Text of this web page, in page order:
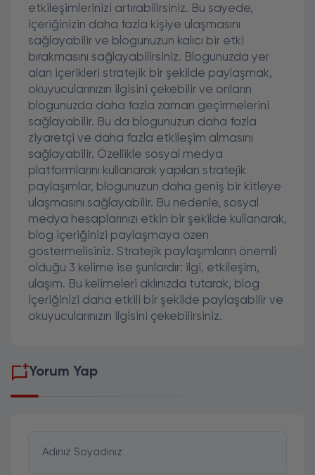
etkileşimlerinizi artırabilirsiniz. Bu sayede,
içeriğinizin daha fazla kişiye ulaşmasını
sağlayabilir ve blogunuzun kalıcı bir etki
bırakmasını sağlayabilirsiniz. Blogunuzda yer
alan içerikleri stratejik bir şekilde paylaşmak,
okuyucularınızın ilgisini çekebilir ve onların
blogunuzda daha fazla zaman geçirmelerini
sağlayabilir. Bu da blogunuzun daha fazla
ziyaretçi ve daha fazla etkileşim almasını
sağlayabilir. Özellikle sosyal medya
platformlarını kullanarak yapılan stratejik
paylaşımlar, blogunuzun daha geniş bir kitleye
ulaşmasını sağlayabilir. Bu nedenle, sosyal
medya hesaplarınızı etkin bir şekilde kullanarak,
blog içeriğinizi paylaşmaya özen
göstermelisiniz. Stratejik paylaşımların önemli
olduğu 3 kelime ise şunlardır: ilgi, etkileşim,
ulaşım. Bu kelimeleri aklınızda tutarak, blog
içeriğinizi daha etkili bir şekilde paylaşabilir ve
okuyucularınızın ilgisini çekebilirsiniz.
Yorum Yap
Adınız Soyadınız